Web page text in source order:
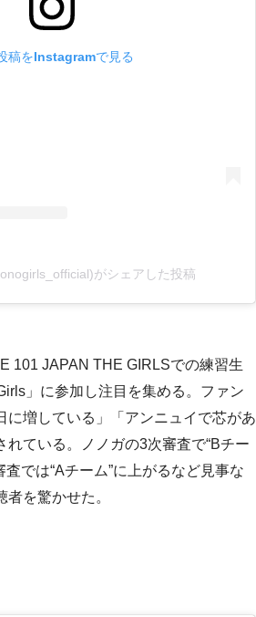
稿をInstagramで見る
がシェアした投稿
101 JAPAN THE GIRLSでの練習生
」に参加し注目を集める。ファン
に増している」「アンニュイで芯があ
れている。ノノガの3次審査で“Bチー
査では“Aチーム”に上がるなど見事な
を驚かせた。